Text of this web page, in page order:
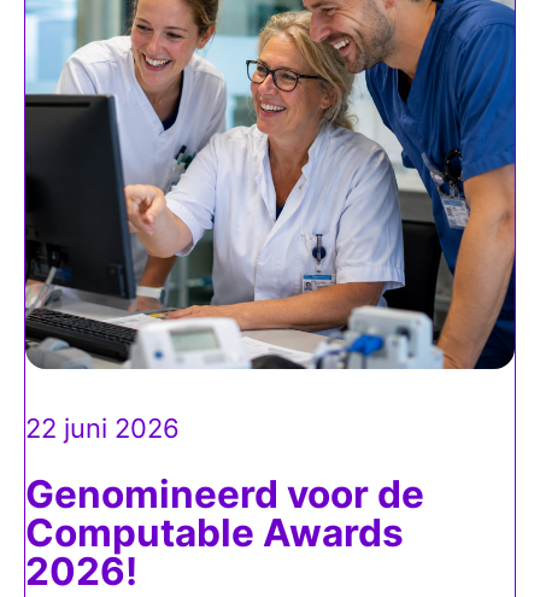
22 juni 2026
Genomineerd voor de
Computable Awards
2026!